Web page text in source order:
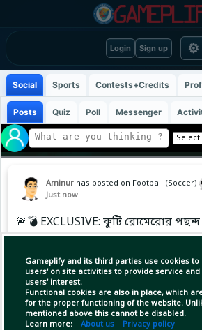
Login Sign up ⚙
Gameplify and its third parties use cookies
users' on site activities to provide service
users' interest.
Functional cookies are also in place, which
for the proper functioning of the website.
mentioned above this cannot be disabled.
Learn more: About us Privacy policy
Social Sports Contests+Credits
Posts Quiz Poll Messenger
Aminur has posted on Football (Soccer)
Just now
🚨💣 EXCLUSIVE: কুটি রোমেরোর পছন্দ
🇦🇷🔵🔴
👀 ক্রিস্তিয়ান “কুটি” রোমেরো আবারও
কাছে প্রস্তাবিত হয়েছেন। তার পক্ষ
হয়েছে, বার্সায় যোগ দেওয়ার সুযোগ
বেতন কমাতেও রাজি। 🤯